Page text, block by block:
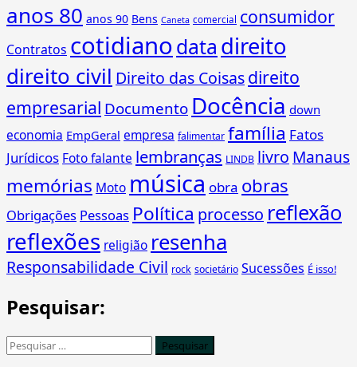
anos 80 anos 90 Bens Caneta comercial consumidor
Contratos cotidianodata direito
direito civil Direito das Coisasdireito
empresarial Documento Docência down
economia EmpGeral empresa falimentar família Fatos
Jurídicos Foto falante lembranças LINDB livro Manaus
memórias Moto música obra obras
Obrigações Pessoas Política processo reflexão
reflexões religião resenha
Responsabilidade Civil rock societário Sucessões É isso!
Pesquisar:
Pesquisar